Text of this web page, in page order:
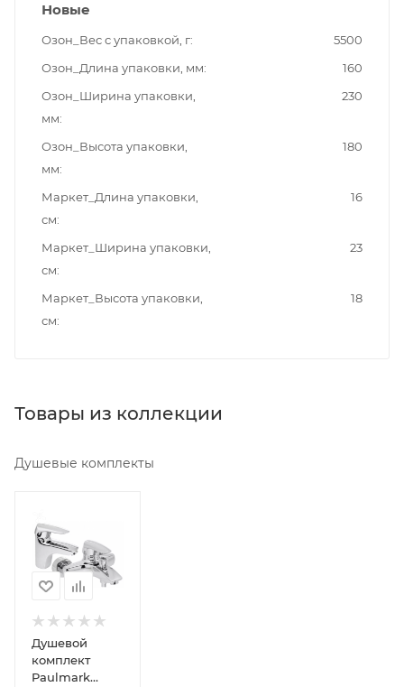
Новые
Озон_Вес с упаковкой, г
5500
Озон_Длина упаковки, мм
160
Озон_Ширина упаковки,
мм
230
Озон_Высота упаковки,
мм
180
Маркет_Длина упаковки,
см
16
Маркет_Ширина упаковки,
см
23
Маркет_Высота упаковки,
см
18
Товары из коллекции
Душевые комплекты
цена
6961.00
Реквизиты
Душ,
Товар,
00-
011674460
Бренд
Душевой
комплект
Paulmark